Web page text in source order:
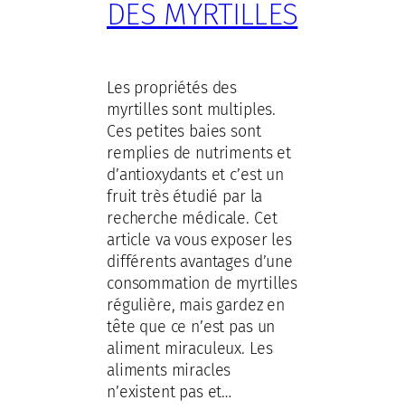
DES MYRTILLES
Les propriétés des
myrtilles sont multiples.
Ces petites baies sont
remplies de nutriments et
d’antioxydants et c’est un
fruit très étudié par la
recherche médicale. Cet
article va vous exposer les
différents avantages d’une
consommation de myrtilles
régulière, mais gardez en
tête que ce n’est pas un
aliment miraculeux. Les
aliments miracles
n’existent pas et…